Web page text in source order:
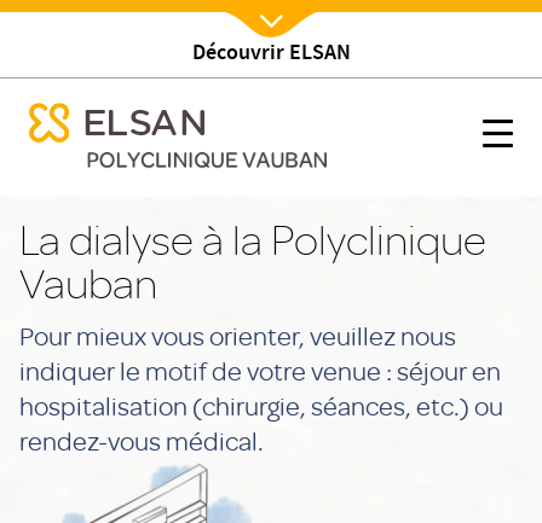
contenu
principal
Découvrir ELSAN
Séances de dialyse
menu mobile
Nx:Afficher menu
menu mobile
La dialyse à la Polyclinique
Vauban
Pour mieux vous orienter, veuillez nous
indiquer le motif de votre venue : séjour en
hospitalisation (chirurgie, séances, etc.) ou
rendez-vous médical.